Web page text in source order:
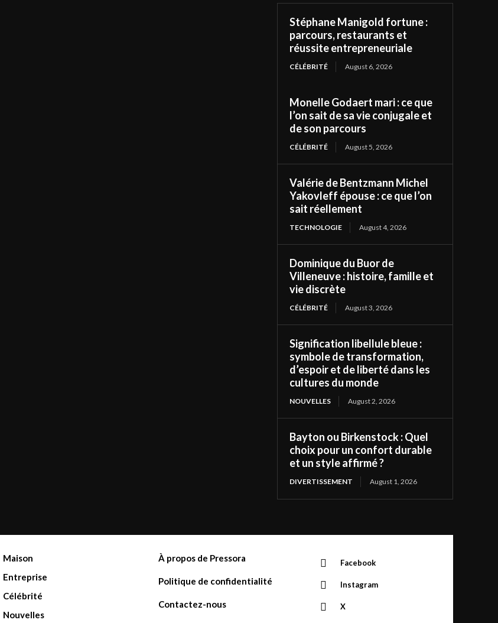
Stéphane Manigold fortune :
parcours, restaurants et
réussite entrepreneuriale
CÉLÉBRITÉ August 6, 2026
Monelle Godaert mari : ce que
l’on sait de sa vie conjugale et
de son parcours
CÉLÉBRITÉ August 5, 2026
Valérie de Bentzmann Michel
Yakovleff épouse : ce que l’on
sait réellement
TECHNOLOGIE August 4, 2026
Dominique du Buor de
Villeneuve : histoire, famille et
vie discrète
CÉLÉBRITÉ August 3, 2026
Signification libellule bleue :
symbole de transformation,
d’espoir et de liberté dans les
cultures du monde
NOUVELLES August 2, 2026
Bayton ou Birkenstock : Quel
choix pour un confort durable
et un style affirmé ?
DIVERTISSEMENT August 1, 2026
Maison
Entreprise
Célébrité
Nouvelles
À propos de Pressora
Politique de confidentialité
Contactez-nous
Facebook
Instagram
X